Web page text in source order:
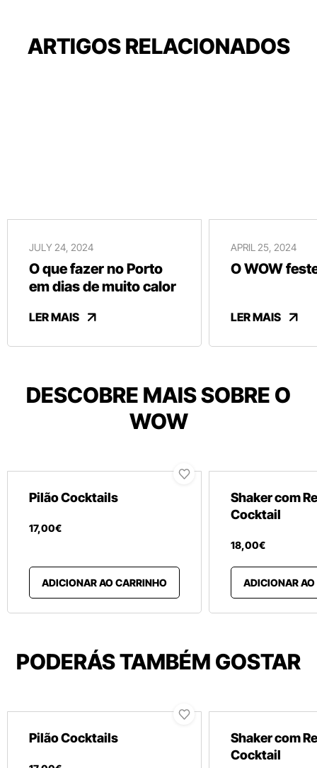
ARTIGOS RELACIONADOS
JULY 24, 2024
O que fazer no Porto
em dias de muito calor
LER MAIS
APRIL 25, 2024
O WOW
LER MAIS
DESCOBRE MAIS SOBRE O
WOW
Pilão Cocktails
17,00€
ADICIONAR AO CARRINHO
Shaker com
Cocktail
18,00€
ADICIONAR
PODERÁS TAMBÉM GOSTAR
Pilão Cocktails
Shaker com
Cocktail